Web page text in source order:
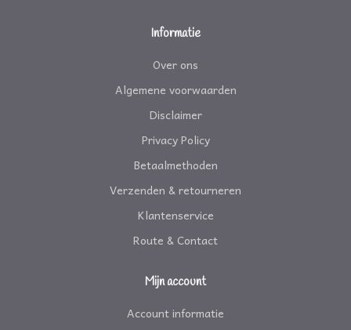
Informatie
Over ons
Algemene voorwaarden
Disclaimer
Privacy Policy
Betaalmethoden
Verzenden & retourneren
Klantenservice
Route & Contact
Mijn account
Account informatie